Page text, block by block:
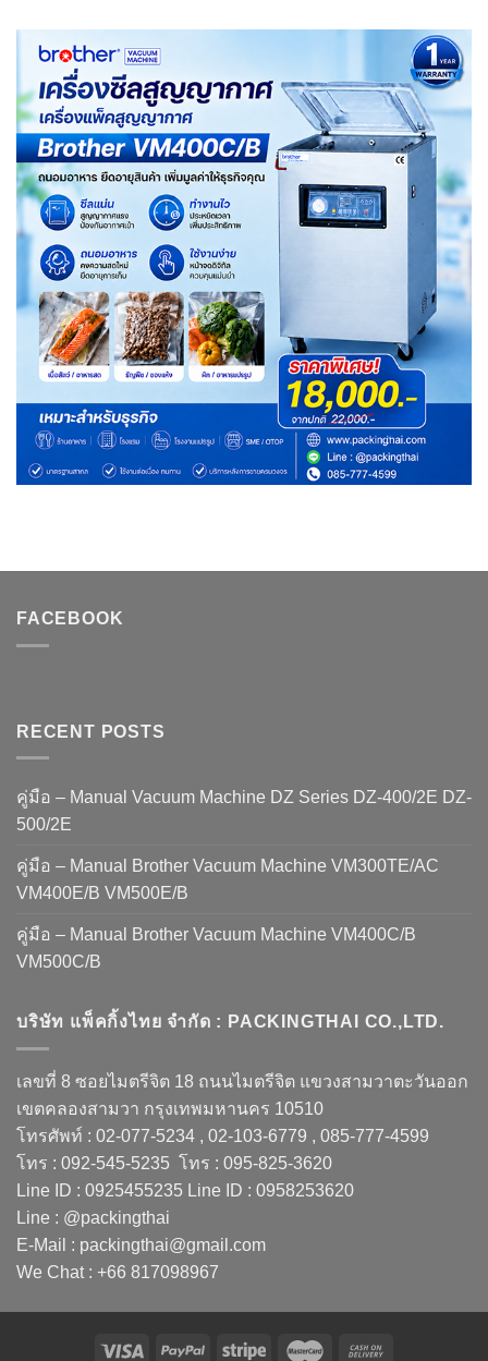
FACEBOOK
RECENT POSTS
คู่มือ – Manual Vacuum Machine DZ Series DZ-400/2E DZ-
500/2E
คู่มือ – Manual Brother Vacuum Machine VM300TE/AC
VM400E/B VM500E/B
คู่มือ – Manual Brother Vacuum Machine VM400C/B
VM500C/B
บริษัท แพ็คกิ้งไทย จำกัด : PACKINGTHAI CO.,LTD.
เลขที่ 8 ซอยไมตรีจิต 18 ถนนไมตรีจิต แขวงสามวาตะวันออก
เขตคลองสามวา กรุงเทพมหานคร 10510
โทรศัพท์ : 02-077-5234 , 02-103-6779 , 085-777-4599
โทร : 092-545-5235 โทร : 095-825-3620
Line ID : 0925455235 Line ID : 0958253620
Line : @packingthai
E-Mail : packingthai@gmail.com
We Chat : +66 817098967